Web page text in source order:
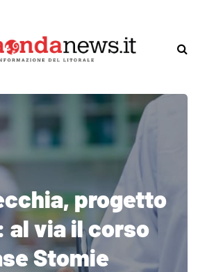
progetto
al via il corso
Stomie